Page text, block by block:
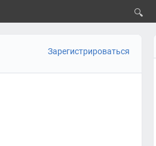
🔍
Зарегистрироваться